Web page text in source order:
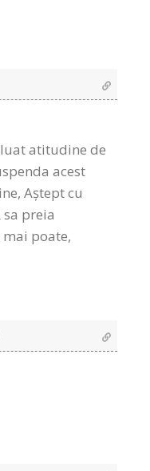
atitudine de
acest
Aștept cu
preia
poate,